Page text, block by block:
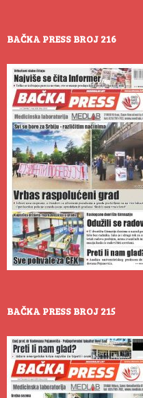
BAČKA PRESS BROJ 216
BAČKA PRESS BROJ 215